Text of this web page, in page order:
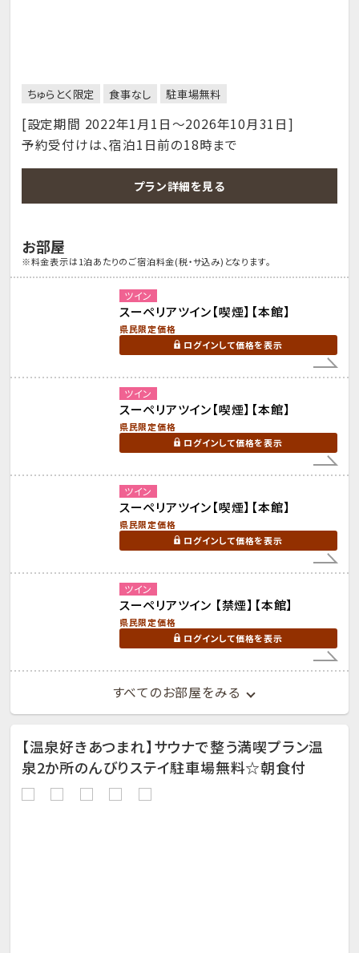
ちゅらとく限定 食事なし 駐車場無料
[設定期間 2022年1月1日～2026年10月31日]
予約受付けは、宿泊1日前の18時まで
プラン詳細を見る
お部屋
※料金表示は1泊あたりのご宿泊料金(税・サ込み)となります。
ツイン
スーペリアツイン【喫煙】【本館】
県民限定価格
ログインして価格を表示
ツイン
スーペリアツイン【喫煙】【本館】
県民限定価格
ログインして価格を表示
ツイン
スーペリアツイン【喫煙】【本館】
県民限定価格
ログインして価格を表示
ツイン
スーペリアツイン 【禁煙】【本館】
県民限定価格
ログインして価格を表示
すべてのお部屋をみる
【温泉好きあつまれ】サウナで整う満喫プラン温
泉2か所のんびりステイ駐車場無料☆朝食付